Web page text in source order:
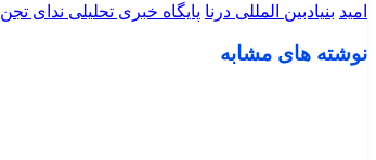
امید بنیادبین المللی درنا پایگاه خبری تحلیلی ندای تجن
نوشته های مشابه